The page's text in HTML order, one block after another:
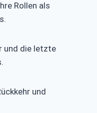
Rollen als
und die letzte
und